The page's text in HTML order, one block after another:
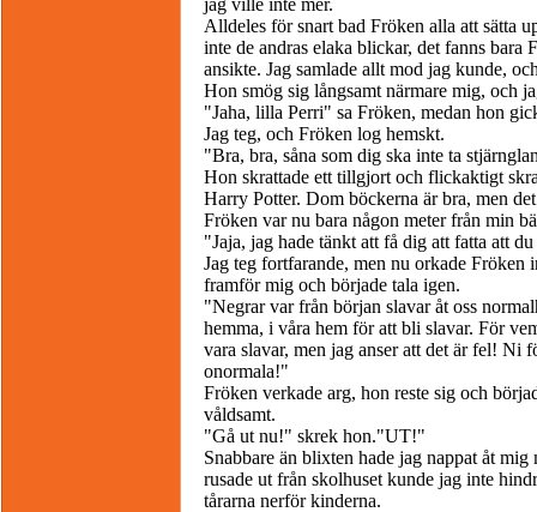
jag ville inte mer.
Alldeles för snart bad Fröken alla att sätta
inte de andras elaka blickar, det fanns bara
ansikte. Jag samlade allt mod jag kunde,
Hon smög sig långsamt närmare mig, och
"Jaha, lilla Perri" sa Fröken, medan hon
Jag teg, och Fröken log hemskt.
"Bra, bra, såna som dig ska inte ta
Hon skrattade ett tillgjort och flickaktigt
Harry Potter. Dom böckerna är bra, men
Fröken var nu bara någon meter från min
"Jaja, jag hade tänkt att få dig att fatta att
Jag teg fortfarande, men nu orkade Fröken
framför mig och började tala igen.
"Negrar var från början slavar åt oss
hemma, i våra hem för att bli slavar. För
vara slavar, men jag anser att det är fel! Ni
onormala!"
Fröken verkade arg, hon reste sig och
våldsamt.
"Gå ut nu!" skrek hon."UT!"
Snabbare än blixten hade jag nappat åt
rusade ut från skolhuset kunde jag inte
tårarna nerför kinderna.